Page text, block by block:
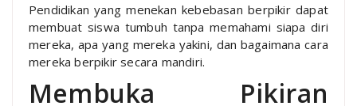
Pendidikan yang menekan kebebasan berpikir dapat
membuat siswa tumbuh tanpa memahami siapa diri
mereka, apa yang mereka yakini, dan bagaimana cara
mereka berpikir secara mandiri.
Membuka Pikiran